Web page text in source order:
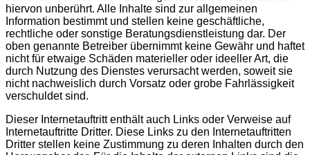
hiervon unberührt. Alle Inhalte sind zur allgemeinen
Information bestimmt und stellen keine geschäftliche,
rechtliche oder sonstige Beratungsdienstleistung dar. Der
oben genannte Betreiber übernimmt keine Gewähr und haftet
nicht für etwaige Schäden materieller oder ideeller Art, die
durch Nutzung des Dienstes verursacht werden, soweit sie
nicht nachweislich durch Vorsatz oder grobe Fahrlässigkeit
verschuldet sind.
Dieser Internetauftritt enthält auch Links oder Verweise auf
Internetauftritte Dritter. Diese Links zu den Internetauftritten
Dritter stellen keine Zustimmung zu deren Inhalten durch den